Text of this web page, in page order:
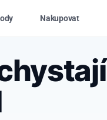
Nakupovat